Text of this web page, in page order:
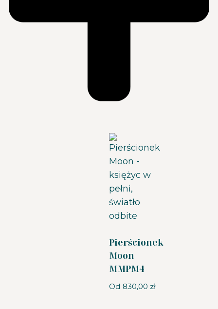
Pierścionek
Moon
MMPM4
Od 830,00 zł